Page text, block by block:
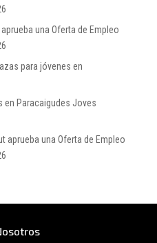
aprueba una Oferta de Empleo
para jóvenes en
en Paracaigudes Joves
aprueba una Oferta de Empleo